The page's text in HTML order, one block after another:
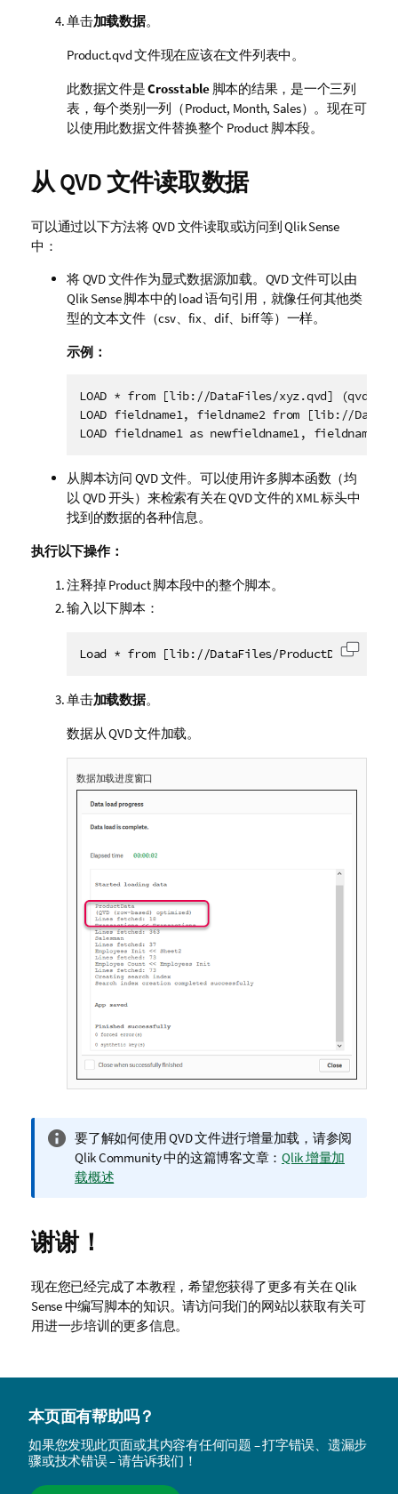
单击加载数据。
Product.qvd文件现在应该在文件列表中。
此数据文件是Crosstable脚本的结果，是一个三列
表，每个类别一列（Product, Month, Sales）。现在可
以使用此数据文件替换整个 Product 脚本段。
从 QVD文件读取数据
可以通过以下方法将QVD文件读取或访问到Qlik Sense
中：
将QVD文件作为显式数据源加载。 QVD文件可以由
Qlik Sense脚本中的 load 语句引用，就像任何其他类
型的文本文件（csv、fix、dif、 biff等）一样。
示例：
LOAD * from [lib://DataFiles/xyz.qvd] (qvd);
LOAD fieldname1, fieldname2 from [lib://
LOAD fieldname1 as newfieldname1,
从脚本访问 QVD文件。可以使用许多脚本函数（均
以 QVD开头）来检索有关在QVD文件的 XML 标头中
找到的数据的各种信息。
执行以下操作：
注释掉Product脚本段中的整个脚本。
输入以下脚本：
复制代
单击加载数据。
数据从QVD文件加载。
数据加载进度窗口
信
息
注
要了解如何使用QVD文件进行增量加载，请参阅
Qlik Community中的这篇博客文章： Qlik 增量加
载概述
谢谢！
现在您已经完成了本教程，希望您获得了更多有关在Qlik
Sense中编写脚本的知识。请访问我们的网站以获取有关可
用进一步培训的更多信息。
本页面有帮助吗？
如果您发现此页面或其内容有任何问题 – 打字错误、遗漏步
骤或技术错误 – 请告诉我们！